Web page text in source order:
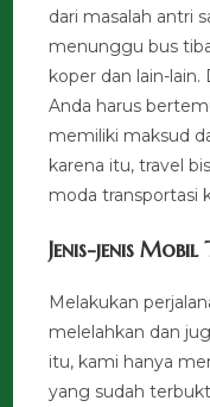
dari masalah antri
menunggu bus
koper dan lain-
Anda harus
memiliki maksud
karena itu, travel
moda transportasi
Jenis-jenis Mobil
Melakukan
melelahkan dan
itu, kami hanya
yang sudah